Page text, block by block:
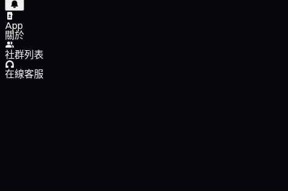
App
關於
社群列表
在線客服